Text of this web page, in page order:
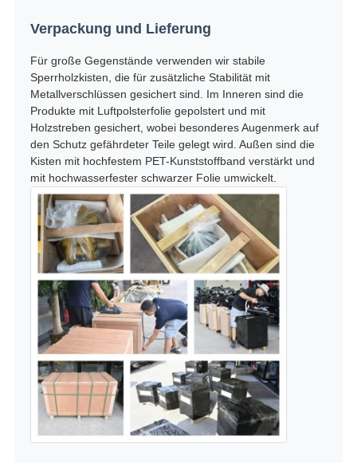
Verpackung und Lieferung
Für große Gegenstände verwenden wir stabile
Sperrholzkisten, die für zusätzliche Stabilität mit
Metallverschlüssen gesichert sind. Im Inneren sind die
Produkte mit Luftpolsterfolie gepolstert und mit
Holzstreben gesichert, wobei besonderes Augenmerk auf
den Schutz gefährdeter Teile gelegt wird. Außen sind die
Kisten mit hochfestem PET-Kunststoffband verstärkt und
mit hochwasserfester schwarzer Folie umwickelt.